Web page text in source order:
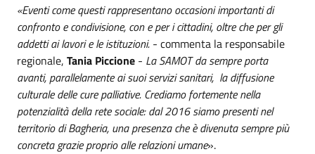
«Eventi come questi rappresentano occasioni importanti di
confronto e condivisione, con e per i cittadini, oltre che per gli
addetti ai lavori e le istituzioni. - commenta la responsabile
regionale, Tania Piccione - La SAMOT da sempre porta
avanti, parallelamente ai suoi servizi sanitari, la diffusione
culturale delle cure palliative. Crediamo fortemente nella
potenzialità della rete sociale: dal 2016 siamo presenti nel
territorio di Bagheria, una presenza che è divenuta sempre più
concreta grazie proprio alle relazioni umane».